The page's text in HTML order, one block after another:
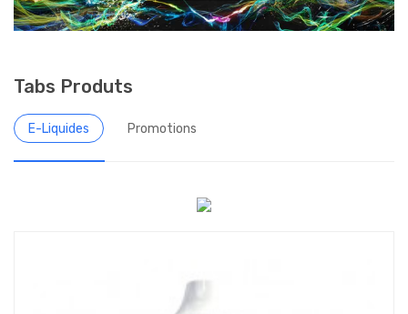
Tabs Produts
E-Liquides Promotions